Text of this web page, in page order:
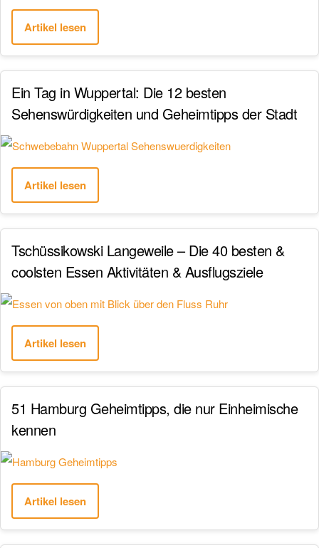
Artikel lesen
Ein Tag in Wuppertal: Die 12 besten
Sehenswürdigkeiten und Geheimtipps der Stadt
Artikel lesen
Tschüssikowski Langeweile – Die 40 besten &
coolsten Essen Aktivitäten & Ausflugsziele
Artikel lesen
51 Hamburg Geheimtipps, die nur Einheimische
kennen
Artikel lesen